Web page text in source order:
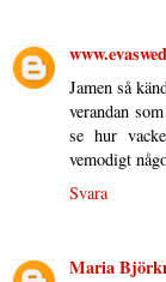
Jamen så
verandan
se hur
vemodigt
Svara
Maria